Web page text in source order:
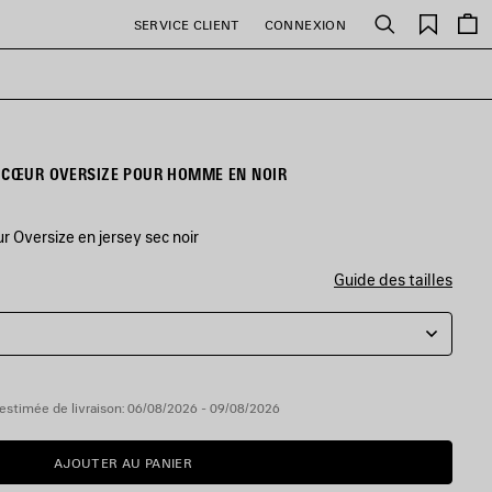
SERVICE CLIENT CONNEXION Rechercher
OVERSIZE POUR HOMME EN NOIR
Oversize en jersey sec noir
Guide des tailles
de livraison: 06/08/2026 - 09/08/2026
AJOUTER
AU
AJOUTER AU PANIER
VEUILLEZ
SÉLECTIONNER